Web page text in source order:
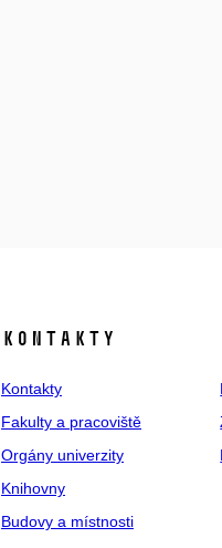
Kontakty
Kontakty
Fakulty a pracoviště
Orgány univerzity
Knihovny
Budovy a místnosti